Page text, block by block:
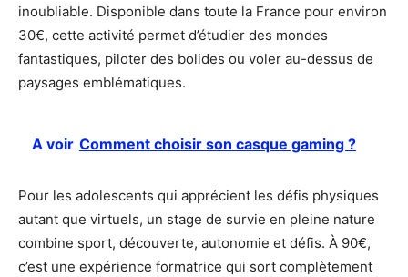
inoubliable. Disponible dans toute la France pour environ
30€, cette activité permet d’étudier des mondes
fantastiques, piloter des bolides ou voler au-dessus de
paysages emblématiques.
A voir Comment choisir son casque gaming ?
Pour les adolescents qui apprécient les défis physiques
autant que virtuels, un stage de survie en pleine nature
combine sport, découverte, autonomie et défis. À 90€,
c’est une expérience formatrice qui sort complètement